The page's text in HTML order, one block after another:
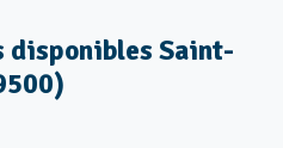
disponibles Saint-